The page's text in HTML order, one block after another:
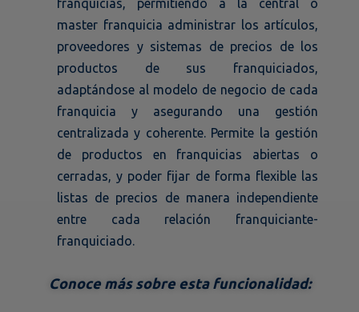
franquicias, permitiendo a la central o
master franquicia administrar los artículos,
proveedores y sistemas de precios de los
productos de sus franquiciados,
adaptándose al modelo de negocio de cada
franquicia y asegurando una gestión
centralizada y coherente. Permite la gestión
de productos en franquicias abiertas o
cerradas, y poder fijar de forma flexible las
listas de precios de manera independiente
entre cada relación franquiciante-
franquiciado.
Conoce más sobre esta funcionalidad: